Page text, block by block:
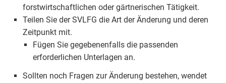
forstwirtschaftlichen oder gärtnerischen Tätigkeit.
Teilen Sie der SVLFG die Art der Änderung und deren
Zeitpunkt mit.
Fügen Sie gegebenenfalls die passenden
erforderlichen Unterlagen an.
Sollten noch Fragen zur Änderung bestehen, wendet